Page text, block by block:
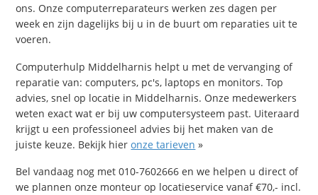
ons. Onze computerreparateurs werken zes dagen per
week en zijn dagelijks bij u in de buurt om reparaties uit te
voeren.
Computerhulp Middelharnis helpt u met de vervanging of
reparatie van: computers, pc's, laptops en monitors. Top
advies, snel op locatie in Middelharnis. Onze medewerkers
weten exact wat er bij uw computersysteem past. Uiteraard
krijgt u een professioneel advies bij het maken van de
juiste keuze. Bekijk hieronze tarieven »
Bel vandaag nog met 010-7602666 en we helpen u direct of
we plannen onze monteur op locatieservice vanaf €70,- incl.